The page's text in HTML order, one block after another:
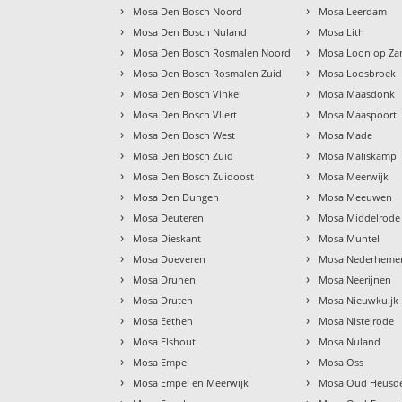
› Mosa Den Bosch Noord
› Mosa Den Bosch Nuland
› Mosa Den Bosch Rosmalen Noord
› Mosa Den Bosch Rosmalen Zuid
› Mosa Den Bosch Vinkel
› Mosa Den Bosch Vliert
› Mosa Den Bosch West
› Mosa Den Bosch Zuid
› Mosa Den Bosch Zuidoost
› Mosa Den Dungen
› Mosa Deuteren
› Mosa Dieskant
› Mosa Doeveren
› Mosa Drunen
› Mosa Druten
› Mosa Eethen
› Mosa Elshout
› Mosa Empel
› Mosa Empel en Meerwijk
› Mosa Leerdam
› Mosa Lith
› Mosa Loon op
› Mosa Loosbroek
› Mosa Maasdonk
› Mosa Maaspoort
› Mosa Made
› Mosa Maliskamp
› Mosa Meerwijk
› Mosa Meeuwen
› Mosa Middelrode
› Mosa Muntel
› Mosa
› Mosa Neerijnen
› Mosa Nieuwkuijk
› Mosa Nistelrode
› Mosa Nuland
› Mosa Oss
› Mosa Oud